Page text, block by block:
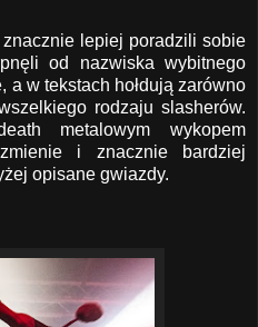
lepiej poradzili sobie
od nazwiska wybitnego
a w tekstach hołdują zarówno
rodzaju slasherów.
metalowym wykopem
i znacznie bardziej
opisane gwiazdy.